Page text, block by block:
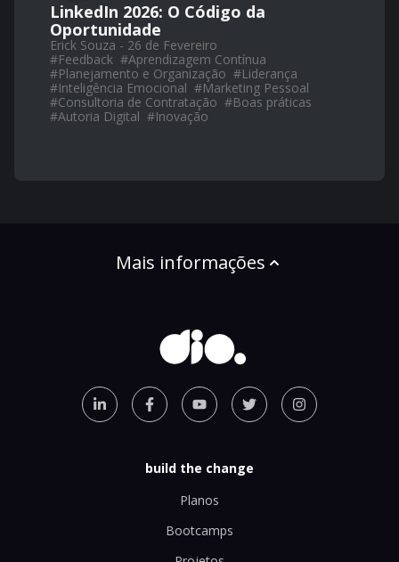
LinkedIn 2026: O Código da
Oportunidade
Erick Souza - 26 de Fevereiro
#Feedback #Aprendizagem Contínua
#Planejamento e Organização #Liderança
#Inteligência Emocional #Marketing Pessoal
#Consultoria de Contratação #Boas práticas
#Autoria Digital #Inovação
Mais informações
build the change
Planos
Bootcamps